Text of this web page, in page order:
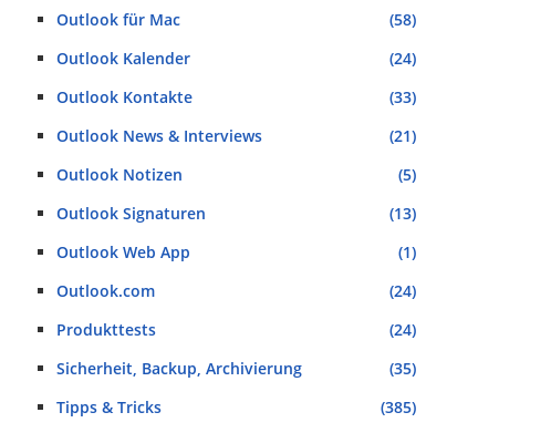
Outlook für Mac
(58)
Outlook Kalender
(24)
Outlook Kontakte
(33)
Outlook News & Interviews
(21)
Outlook Notizen
(5)
Outlook Signaturen
(13)
Outlook Web App
(1)
Outlook.com
(24)
Produkttests
(24)
Sicherheit, Backup, Archivierung
(35)
Tipps & Tricks
(385)